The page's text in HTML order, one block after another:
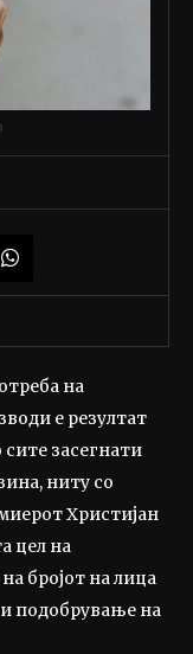
на
е резултат
засегнати
ниту со
Христијан
цел на
бројот на лица
подобрување на